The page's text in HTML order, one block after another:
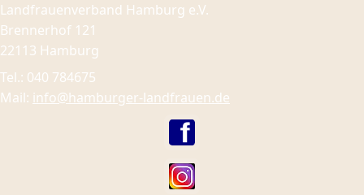
Landfrauenverband Hamburg e.V.
Brennerhof 121
22113 Hamburg
Tel.: 040 784675
Mail: info@hamburger-landfrauen.de